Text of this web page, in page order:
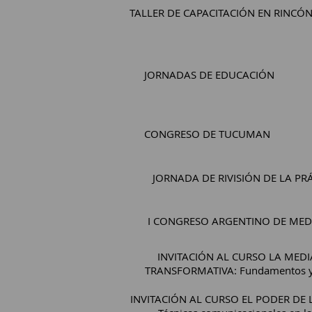
TALLER DE CAPACITACIÓN EN
JORNADAS DE EDUCACIÓN
CONGRESO DE TUCUMAN
JORNADA DE RIVISIÓN DE LA
I CONGRESO ARGENTINO DE
INVITACIÓN AL CURSO LA
TRANSFORMATIVA: Fundamentos
INVITACIÓN AL CURSO EL PODER DE